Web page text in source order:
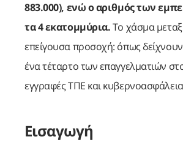
883.000), ενώ ο αριθμός των
τα 4 εκατομμύρια.Το χάσμα
επείγουσα προσοχή: όπως
ένα τέταρτο των επαγγελματιών
εγγραφές ΤΠΕ και
Εισαγωγή